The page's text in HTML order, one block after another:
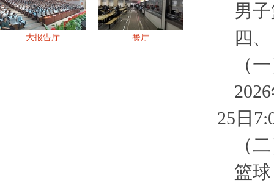
大报告厅 餐厅
男
四
（
25日
（
篮